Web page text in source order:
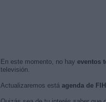
En este momento, no hay eventos
televisión.
Actualizaremos está agenda de